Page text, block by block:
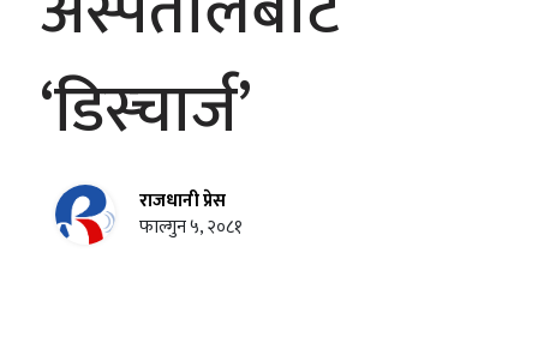
‘डिस्चार्ज’
राजधानी प्रेस
फाल्गुन ५, २०८१